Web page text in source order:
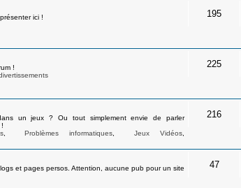
ici ! 195
!
225
un jeux ? Ou tout simplement envie de parler
, Problèmes informatiques Jeux Vidéos
216
et pages persos. Attention, aucune pub pour un site
47